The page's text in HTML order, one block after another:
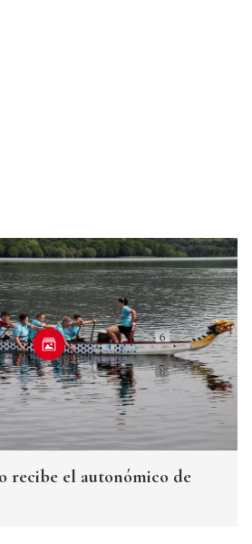
recibe el autonómico de